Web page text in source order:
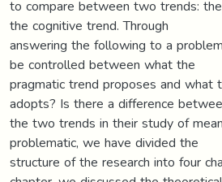
to compare between two trends:
the cognitive trend. Through
answering the following to a
be controlled between what the
pragmatic trend proposes and what
adopts? Is there a difference
the two trends in their study of
problematic, we have divided the
structure of the research into four